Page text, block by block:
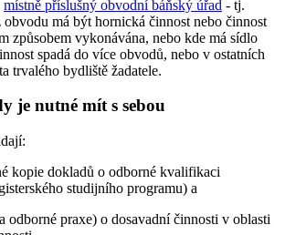
místně příslušný obvodní báňský úřad - tj.
má být hornická činnost nebo činnost
způsobem vykonávána, nebo kde má sídlo
spadá do více obvodů, nebo v ostatních
trvalého bydliště žadatele.
je nutné mít s sebou
kopie dokladů o odborné kvalifikaci
studijního programu) a
odborné praxe) o dosavadní činnosti v oblasti